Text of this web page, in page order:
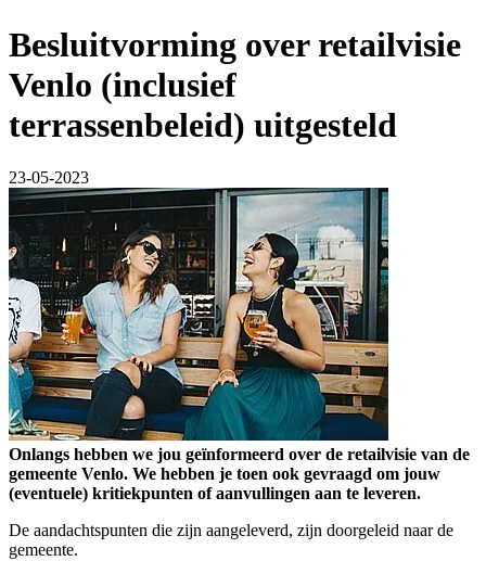
Besluitvorming over retailvisie
Venlo (inclusief
terrassenbeleid) uitgesteld
23-05-2023
Onlangs hebben we jou geïnformeerd over de retailvisie van de
gemeente Venlo. We hebben je toen ook gevraagd om jouw
(eventuele) kritiekpunten of aanvullingen aan te leveren.
De aandachtspunten die zijn aangeleverd, zijn doorgeleid naar de
gemeente.